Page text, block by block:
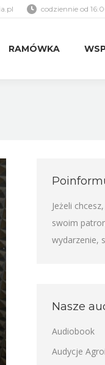
codziennie od
RAMÓWKA
Jeżeli
swoim
wydarzenie,
Nasze
Audiobook
Audycje